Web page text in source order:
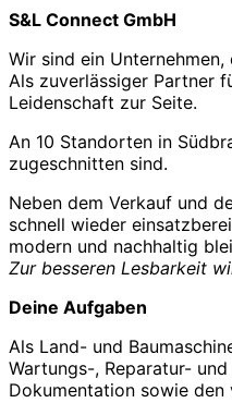
S&L Connect GmbH
Wir sind ein
Als zuverlässiger Partner
Leidenschaft zur Seite.
An 10 Standorten in
zugeschnitten sind.
Neben dem Verkauf und
schnell wieder
modern und nachhaltig
Zur besseren Lesbarkeit
Deine Aufgaben
Als Land- und
Wartungs-, Reparatur-
Dokumentation sowie